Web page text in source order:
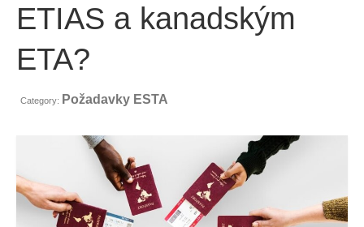
Nápověda
Zprávy
Kontakt
Hrvatski (Chorvatský)
ETIAS a kanadským
ETA?
Category: Požadavky ESTA